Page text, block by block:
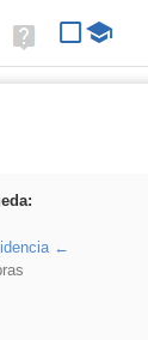
avanzada
Ayuda
(en